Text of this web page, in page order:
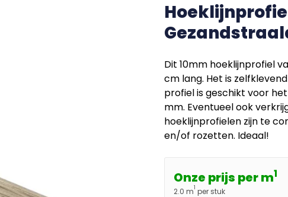
Dit 10mm hoeklijnprofiel
cm lang. Het is
profiel is geschikt voor
mm. Eventueel ook
hoeklijnprofielen zijn te
en/of rozetten. Ideaal!
Onze prijs per m1
2.0 m1 per stuk